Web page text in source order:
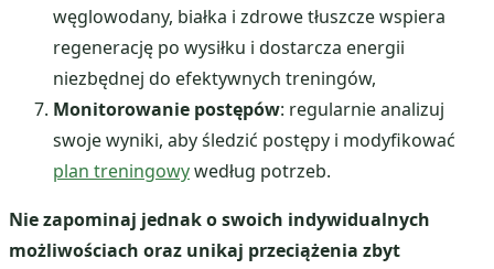
węglowodany, białka i zdrowe tłuszcze wspiera
regenerację po wysiłku i dostarcza energii
niezbędnej do efektywnych treningów,
Monitorowanie postępów: regularnie analizuj
swoje wyniki, aby śledzić postępy i modyfikować
plan treningowywedług potrzeb.
Nie zapominaj jednak o swoich indywidualnych
możliwościach oraz unikaj przeciążenia zbyt